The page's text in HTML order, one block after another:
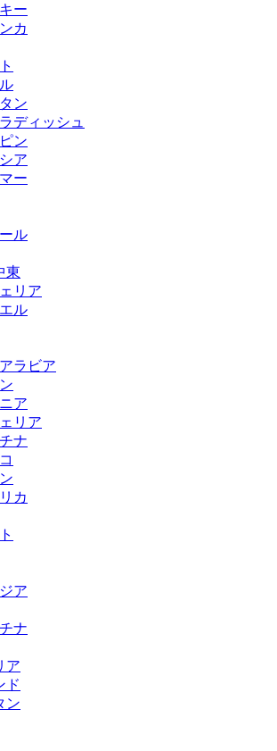
ー
カ
ン
ディッシュ
ン
ア
ー
ル
東
リア
ル
ラビア
ア
リア
ナ
カ
ア
ナ
ア
ド
ン